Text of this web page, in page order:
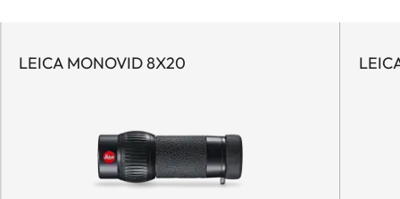
LEICA MONOVID 8X20